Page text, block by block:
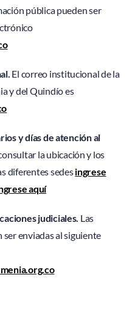
pública pueden ser
El correo institucional de la
y del Quindío es
y días de atención al
la ubicación y los
diferentes sedesingrese
aquí
judiciales. Las
enviadas al siguiente